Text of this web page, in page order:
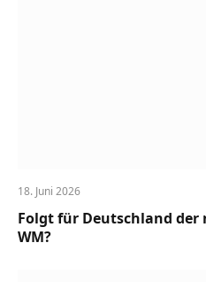
18. Juni 2026
Folgt für Deutschland der
WM?